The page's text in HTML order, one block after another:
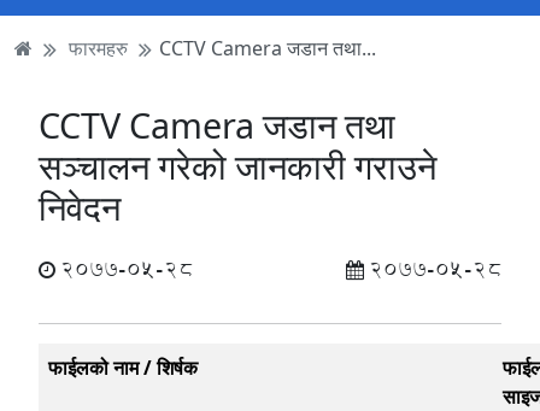
फारमहरु CCTV Camera जडान तथा...
CCTV Camera जडान तथा
सञ्चालन गरेको जानकारी गराउने
निवेदन
2077-05-28 2077-05-28
फाईलको नाम / शिर्षक